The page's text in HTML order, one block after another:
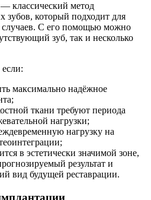
классический метод
зубов, который подходит для
случаев. С его помощью можно
зуб, так и несколько
максимально надёжное
ткани требуют периода
нагрузки;
нагрузку на
в эстетически значимой зоне,
результат и
вид будущей реставрации.